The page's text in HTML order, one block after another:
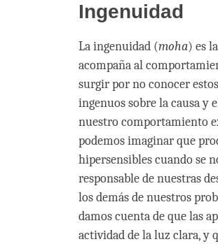
Ingenuidad
La ingenuidad (moha) es
acompaña al
surgir por no conocer
ingenuos sobre la causa y
nuestro comportamiento
podemos imaginar que
hipersensibles cuando se
responsable de nuestras
los demás de nuestros
damos cuenta de que las
actividad de la luz clara, y